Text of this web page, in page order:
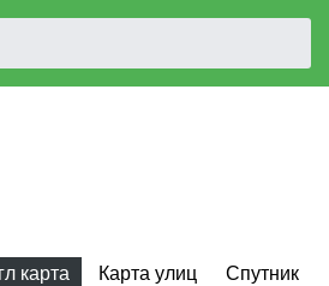
карта Карта улиц Спутник